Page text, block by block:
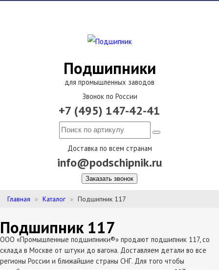
Подшипники
для промышленных заводов
Звонок по России
+7 (495) 147-42-41
Доставка по всем странам
info@podschipnik.ru
Заказать звонок
Главная Каталог Подшипник 117
Подшипник 117
ООО «Промышленные подшипники®» продают подшипник 117, со
склада в Москве от штуки до вагона. Доставляем детали во все
регионы России и ближайшие страны СНГ. Для того чтобы